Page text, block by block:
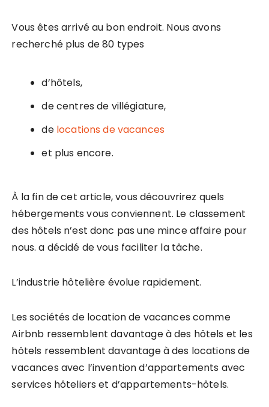
Vous êtes arrivé au bon endroit. Nous avons
recherché plus de 80 types
d’hôtels,
de centres de villégiature,
de locations de vacances
et plus encore.
À la fin de cet article, vous découvrirez quels
hébergements vous conviennent. Le classement
des hôtels n’est donc pas une mince affaire pour
nous. a décidé de vous faciliter la tâche.
L’industrie hôtelière évolue rapidement.
Les sociétés de location de vacances comme
Airbnb ressemblent davantage à des hôtels et les
hôtels ressemblent davantage à des locations de
vacances avec l’invention d’appartements avec
services hôteliers et d’appartements-hôtels.